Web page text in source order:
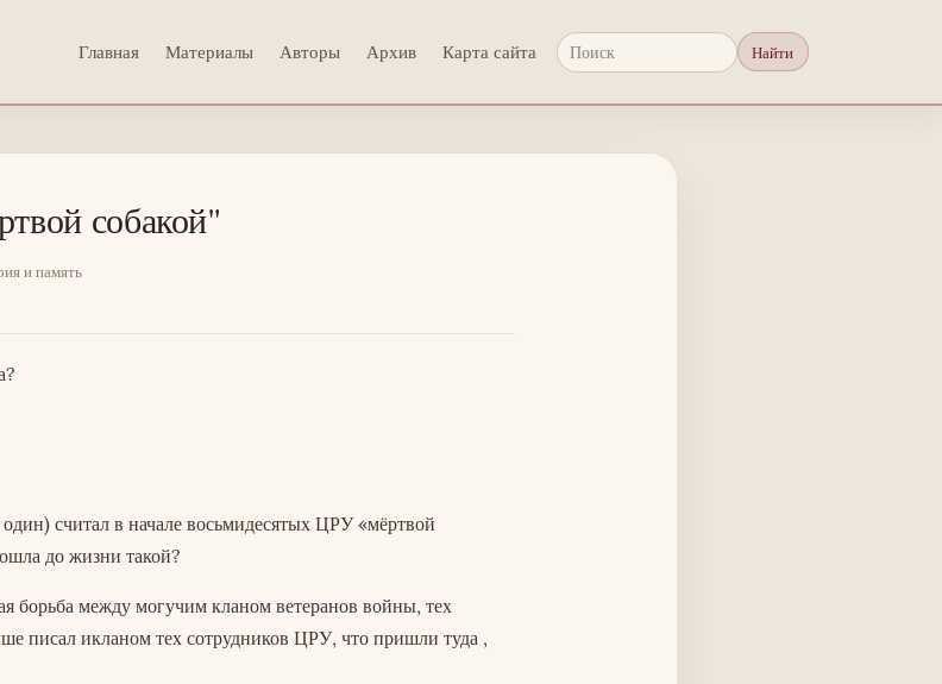
Главная Материалы Авторы Архив Карта сайта
Поиск
Найти
собакой"
и память
считал в начале восьмидесятых ЦРУ «мёртвой
до жизни такой?
борьба между могучим кланом ветеранов войны, тех
писал икланом тех сотрудников ЦРУ, что пришли туда ,